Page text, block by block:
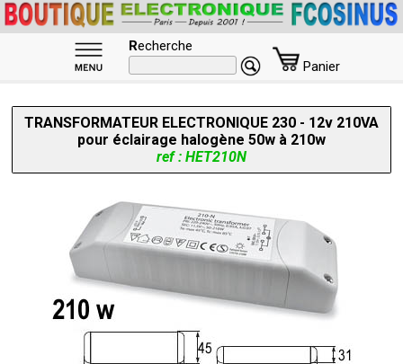
Recherche
Panier
TRANSFORMATEUR ELECTRONIQUE 230 - 12v 210VA
pour éclairage halogène 50w à 210w
ref : HET210N